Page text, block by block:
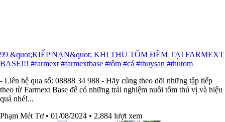
99 &quot;KIẾP NẠN&quot; KHI THU TÔM ĐÊM TẠI FARMEXT
BASE!!! #farmext #farmextbase #tôm #cá #thuysan #thutom
- Liên hệ qua số: 08888 34 988 - Hãy cùng theo dõi những tập tiếp
theo từ Farmext Base để có những trải nghiệm nuôi tôm thú vị và hiệu
quả nhé!...
Phạm Mét Tơ • 01/08/2024 • 2,884 lượt xem